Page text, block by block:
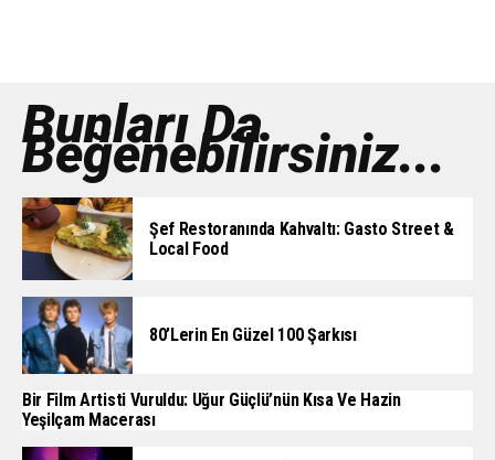
Bunları Da
Beğenebilirsiniz...
Şef Restoranında Kahvaltı: Gasto Street &
Local Food
80’lerin En Güzel 100 Şarkısı
Bir Film Artisti Vuruldu: Uğur Güçlü’nün Kısa Ve Hazin
Yeşilçam Macerası